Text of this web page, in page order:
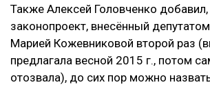
Также Алексей Головченко добавил,
законопроект, внесённый
Марией Кожевниковой второй раз
предлагала весной 2015 г., потом
отозвала), до сих пор можно